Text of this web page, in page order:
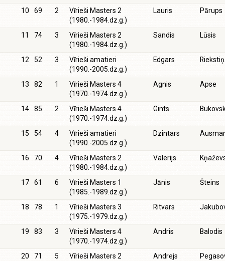
10 69 2
Vīrieši Masters 2
(1980.-1984.dz.g.)
Lauris Pārups
11 74 3
Vīrieši Masters 2
(1980.-1984.dz.g.)
Sandis Lūsis
12 52 3
Vīrieši amatieri
(1990.-2005.dz.g.)
Edgars
13 82 1
Vīrieši Masters 4
(1970.-1974.dz.g.)
Agnis Apse
14 85 2
Vīrieši Masters 4
(1970.-1974.dz.g.)
Gints
15 54 4
Vīrieši amatieri
(1990.-2005.dz.g.)
Dzintars
16 70 4
Vīrieši Masters 2
(1980.-1984.dz.g.)
Valerijs
17 61 6
Vīrieši Masters 1
(1985.-1989.dz.g.)
Jānis Šteins
18 78 1
Vīrieši Masters 3
(1975.-1979.dz.g.)
Ritvars
19 83 3
Vīrieši Masters 4
(1970.-1974.dz.g.)
Andris Balodis
20 71 5
Vīrieši Masters 2
Andrejs